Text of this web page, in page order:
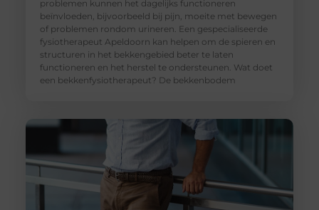
problemen kunnen het dagelijks functioneren
beïnvloeden, bijvoorbeeld bij pijn, moeite met bewegen
of problemen rondom urineren. Een gespecialiseerde
fysiotherapeut Apeldoorn kan helpen om de spieren en
structuren in het bekkengebied beter te laten
functioneren en het herstel te ondersteunen. Wat doet
een bekkenfysiotherapeut? De bekkenbodem